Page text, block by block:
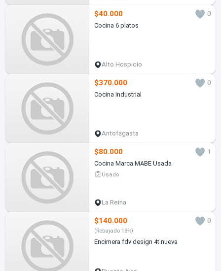
$40.000
0
Cocina 6 platos
Alto Hospicio
$370.000
0
Cocina industrial
Antofagasta
$80.000
1
Cocina Marca MABE Usada
Usado
La Reina
$140.000 0
(Rebajado 18%)
Encimera fdv design 4t nueva